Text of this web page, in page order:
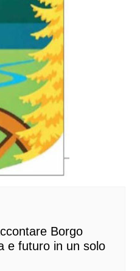
Borgo
e futuro in un solo